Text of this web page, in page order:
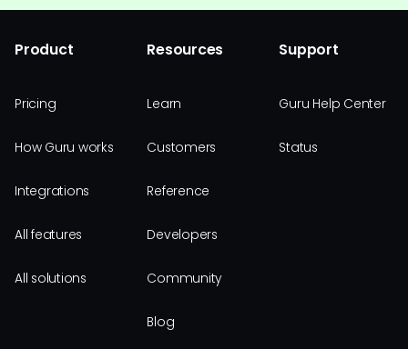
Product
Pricing
How Guru works
Integrations
All features
All solutions
Resources
Learn
Customers
Reference
Developers
Community
Blog
Support
Guru Help Center
Status